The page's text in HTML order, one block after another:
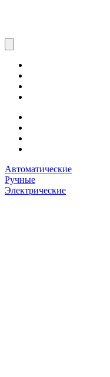
Автоматические
Ручные
Электрические